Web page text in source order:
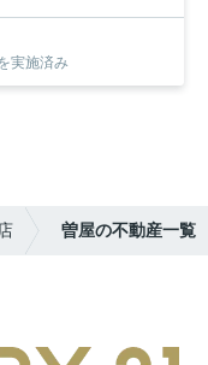
実施済み
曽屋の不動産一覧